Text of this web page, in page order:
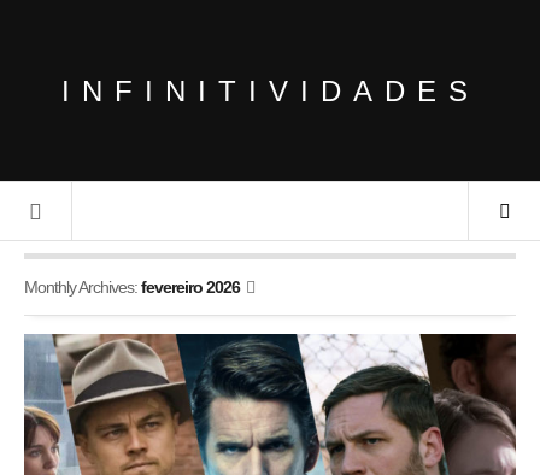
INFINITIVIDADES
Monthly Archives:fevereiro 2026